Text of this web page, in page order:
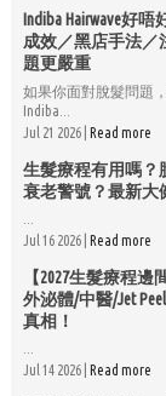
Indiba Hairwave好
成效／黑店手法／
題更嚴重
如果你面對脫髮問題
Indiba...
Jul 21 2026 | Read more
生髮療程有用嗎？
衰老警號？最新大
Jul 16 2026 | Read more
【2027生髮療程
外泌體/中醫/Jet
真相！
Jul 14 2026 | Read more